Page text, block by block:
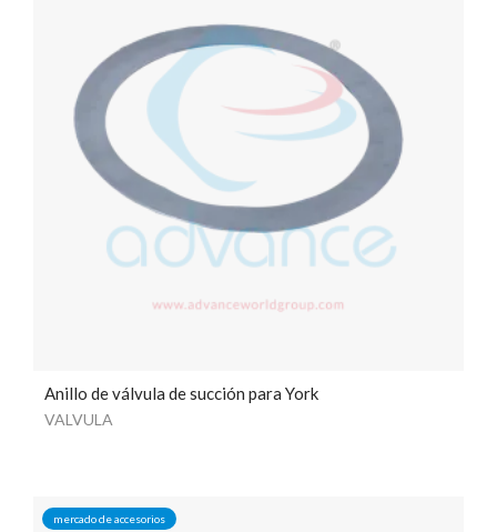
Anillo de válvula de succión para York
VALVULA
mercado de accesorios